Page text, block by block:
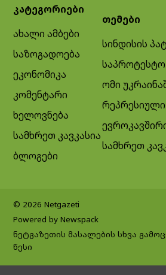
კატეგორიები
ახალი ამბები
საზოგადოება
ეკონომიკა
კომენტარი
ხელოვნება
სამხრეთ კავკასია
ბლოგები
თემები
სინდისის
საპროტესტო
ომი
რეპრესიული
სამხრეთ
© 2026 Netgazeti
Powered by Newspack
ნეტგაზეთის მასალების სხვა
წესი